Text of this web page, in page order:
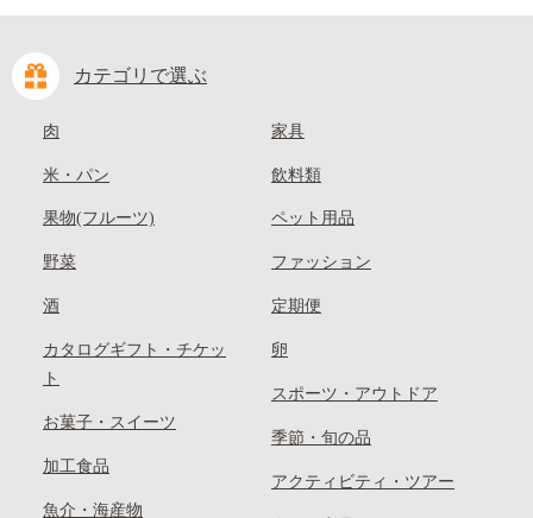
カテゴリで選ぶ
肉
米・パン
果物(フルーツ)
野菜
酒
カタログギフト・チケッ
ト
お菓子・スイーツ
加工食品
魚介・海産物
家具
飲料類
ペット用品
ファッション
定期便
卵
スポーツ・アウトドア
季節・旬の品
アクティビティ・ツアー